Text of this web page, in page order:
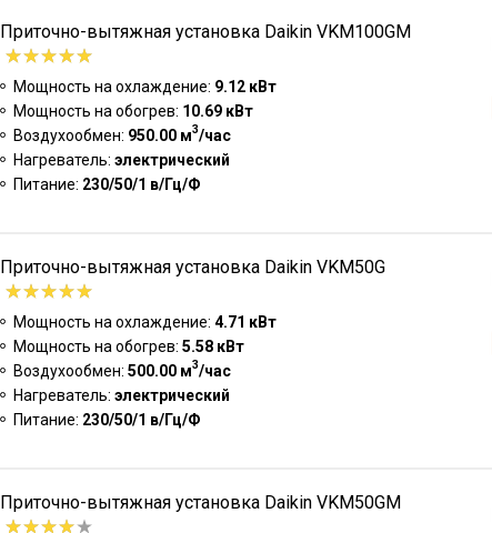
Приточно-вытяжная установка Daikin VKM100GM
Мощность на охлаждение: 9.12 кВт
Мощность на обогрев: 10.69 кВт
Воздухообмен: 950.00 м3/час
Нагреватель: электрический
Питание: 230/50/1 в/Гц/Ф
Приточно-вытяжная установка Daikin VKM50G
Мощность на охлаждение: 4.71 кВт
Мощность на обогрев: 5.58 кВт
Воздухообмен: 500.00 м3/час
Нагреватель: электрический
Питание: 230/50/1 в/Гц/Ф
Приточно-вытяжная установка Daikin VKM50GM